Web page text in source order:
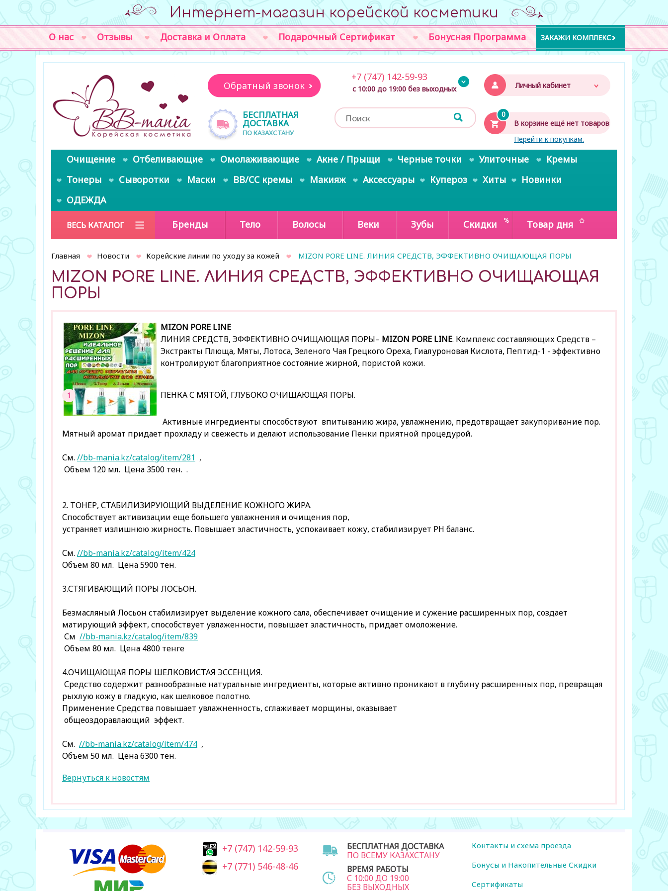
Интернет-магазин корейской косметики
О нас Отзывы Доставка и Оплата Подарочный Сертификат Бонусная Программа ЗАКАЖИ КОМПЛЕКС
Личный кабинет
0
В корзине ещё нет товаров
Перейти к покупкам.
Обратный звонок
БЕСПЛАТНАЯ
ДОСТАВКА
ПО КАЗАХСТАНУ
+7 (747) 142-59-93
с 10:00 до 19:00 без выходных
Очищение Отбеливающие Омолаживающие Акне / Прыщи Черные точки Улиточные
Кремы
Тонеры
Сыворотки Маски BB/CC кремы Макияж Аксессуары Купероз Хиты
Новинки
ОДЕЖДА
ВЕСЬ КАТАЛОГ Бренды Тело Волосы Веки Зубы Скидки Товар дня
Главная Новости Корейские линии по уходу за кожей MIZON PORE LINE. ЛИНИЯ СРЕДСТВ, ЭФФЕКТИВНО ОЧИЩАЮЩАЯ ПОРЫ
MIZON PORE LINE. ЛИНИЯ СРЕДСТВ, ЭФФЕКТИВНО ОЧИЩАЮЩАЯ
ПОРЫ
MIZON PORE LINE
ЛИНИЯ СРЕДСТВ, ЭФФЕКТИВНО ОЧИЩАЮЩАЯ ПОРЫ– MIZON PORE LINE. Комплекс составляющих Средств –
Экстракты Плюща, Мяты, Лотоса, Зеленого Чая Грецкого Ореха, Гиалуроновая Кислота, Пептид-1 - эффективно
контролируют благоприятное состояние жирной, пористой кожи.
ПЕНКА С МЯТОЙ, ГЛУБОКО ОЧИЩАЮЩАЯ ПОРЫ.
Активные ингредиенты способствуют впитыванию жира, увлажнению, предотвращает закупоривание пор.
Мятный аромат придает прохладу и свежесть и делают использование Пенки приятной процедурой.
См. //bb-mania.kz/catalog/item/281 ,
Объем 120 мл. Цена 3500 тен. .
2. ТОНЕР, СТАБИЛИЗИРУЮЩИЙ ВЫДЕЛЕНИЕ КОЖНОГО ЖИРА.
Способствует активизации еще большего увлажнения и очищения пор,
устраняет излишнюю жирность. Повышает эластичность, успокаивает кожу, стабилизирует РН баланс.
См. //bb-mania.kz/catalog/item/424
Объем 80 мл. Цена 5900 тен.
3.СТЯГИВАЮЩИЙ ПОРЫ ЛОСЬОН.
Безмасляный Лосьон стабилизирует выделение кожного сала, обеспечивает очищение и сужение расширенных пор, создает
матирующий эффект, способствует увлаженности, повышает эластичность, придает омоложение.
См //bb-mania.kz/catalog/item/839
Объем 80 мл. Цена 4800 тенге
4.ОЧИЩАЮЩАЯ ПОРЫ ШЕЛКОВИСТАЯ ЭССЕНЦИЯ.
Средство содержит разнообразные натуральные ингредиенты, которые активно проникают в глубину расширенных пор, превращая
рыхлую кожу в гладкую, как шелковое полотно.
Применение Средства повышает увлажненность, сглаживает морщины, оказывает
общеоздоравлающий эффект.
См. //bb-mania.kz/catalog/item/474 ,
Объем 50 мл. Цена 6300 тен.
Вернуться к новостям
+7 (747) 142-59-93
+7 (771) 546-48-46
БЕСПЛАТНАЯ ДОСТАВКА
ПО ВСЕМУ КАЗАХСТАНУ
ВРЕМЯ РАБОТЫ
С 10:00 ДО 19:00
БЕЗ ВЫХОДНЫХ
Контакты и схема проезда
Бонусы и Накопительные Скидки
Сертификаты